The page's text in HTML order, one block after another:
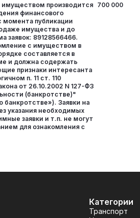
имуществом производится
финансового
момента публикации
имущества и до
заявок: 89128566466.
с имуществом в
составляется в
и должна содержать
признаки интересанта
п. 11 ст. 110
от 26.10.2002 N 127-ФЗ
(банкротстве)"
банкротстве»). Заявки на
указания необходимых
заявки и т.п. не могут
для ознакомления с
700 000
Категории
Транспорт